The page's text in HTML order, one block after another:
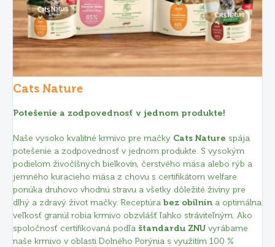
Cats Nature
Potešenie a zodpovednosť v jednom produkte!
Naše vysoko kvalitné krmivo pre mačky Cats Nature spája
potešenie a zodpovednosť v jednom produkte. S vysokým
podielom živočíšnych bielkovín, čerstvého mäsa alebo rýb a
jemného kuracieho mäsa z chovu s certifikátom welfare
ponúka druhovo vhodnú stravu a všetky dôležité živiny pre
dlhý a zdravý život mačky. Receptúra bez obilnín a optimálna
veľkosť granúl robia krmivo obzvlášť ľahko stráviteľným. Ako
spoločnosť certifikovaná podľa štandardu ZNU vyrábame
naše krmivo v oblasti Dolného Porýnia s využitím 100 %